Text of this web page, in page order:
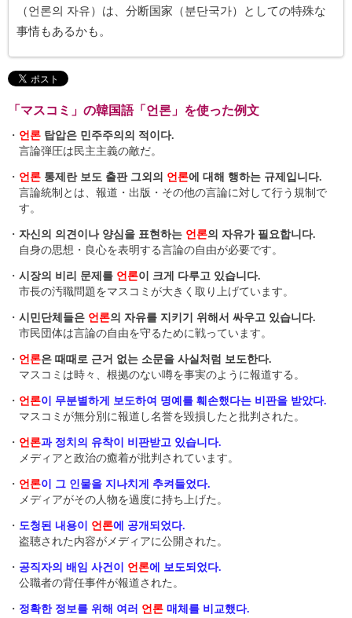
（언론의 자유）は、分断国家（분단국가）としての特殊な
事情もあるかも。
「マスコミ」の韓国語「언론」を使った例文
・ 언론 탑압은 민주주의의 적이다.
言論弾圧は民主主義の敵だ。
・ 언론 통제란 보도 출판 그외의 언론에 대해 행하는 규제입니다.
言論統制とは、報道・出版・その他の言論に対して行う規制で
す。
・ 자신의 의견이나 양심을 표현하는 언론의 자유가 필요합니다.
自身の思想・良心を表明する言論の自由が必要です。
・ 시장의 비리 문제를 언론이 크게 다루고 있습니다.
市長の汚職問題をマスコミが大きく取り上げています。
・ 시민단체들은 언론의 자유를 지키기 위해서 싸우고 있습니다.
市民団体は言論の自由を守るために戦っています。
・ 언론은 때때로 근거 없는 소문을 사실처럼 보도한다.
マスコミは時々、根拠のない噂を事実のように報道する。
・ 언론이 무분별하게 보도하여 명예를 훼손했다는 비판을 받았다.
マスコミが無分別に報道し名誉を毀損したと批判された。
・ 언론과 정치의 유착이 비판받고 있습니다.
メディアと政治の癒着が批判されています。
・ 언론이 그 인물을 지나치게 추켜들었다.
メディアがその人物を過度に持ち上げた。
・ 도청된 내용이 언론에 공개되었다.
盗聴された内容がメディアに公開された。
・ 공직자의 배임 사건이 언론에 보도되었다.
公職者の背任事件が報道された。
・ 정확한 정보를 위해 여러 언론 매체를 비교했다.